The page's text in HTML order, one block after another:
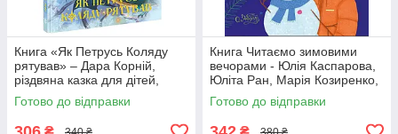
Книга «Як Петрусь Коляду
рятував» – Дара Корній,
різдвяна казка для дітей,
зимова історія, українська
книга (9786170979926)
Готово до відправки
Книга Читаємо зимовими
вечорами - Юлія Каспарова,
Юліта Ран, Марія Козиренко,
Ганна Макуліна, Інна
Конопленко, Катерина
Тіхозора
Готово до відправки